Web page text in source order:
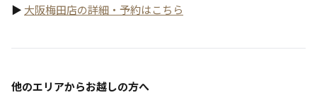
▶ 大阪梅田店の詳細・予約はこちら
他のエリアからお越しの方へ